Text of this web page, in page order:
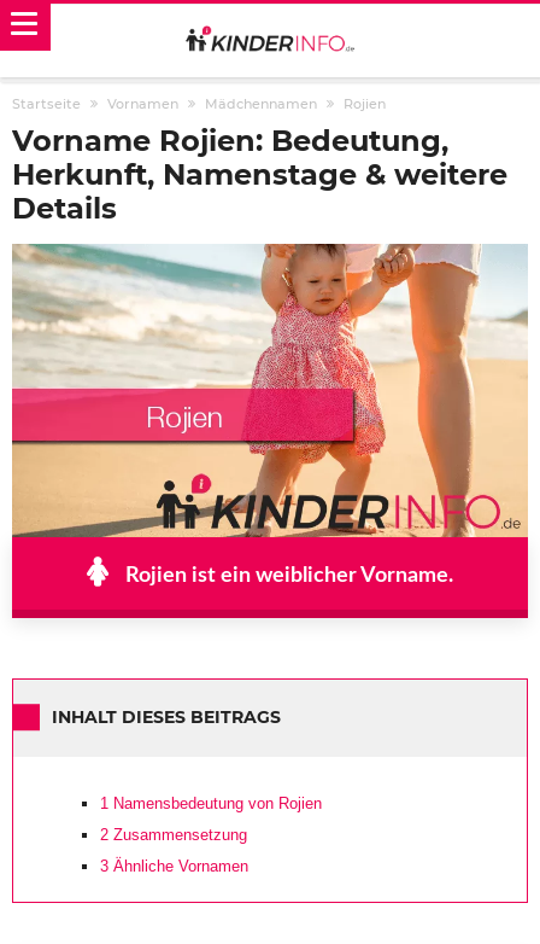
Startseite Vornamen Mädchennamen Rojien
Vorname Rojien: Bedeutung,
Herkunft, Namenstage & weitere
Details
Rojien ist ein weiblicher Vorname.
INHALT DIESES BEITRAGS
1 Namensbedeutung von Rojien
2 Zusammensetzung
3 Ähnliche Vornamen